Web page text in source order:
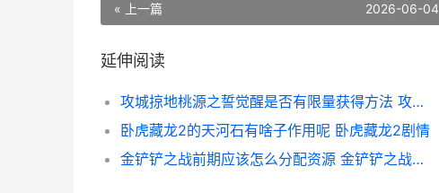
« 上一篇 2026-06-04
延伸阅读
攻城掠地桃源之誓觉醒是否有限量获得方法 攻城掠地桃源之誓用什么套装
卧虎藏龙2的天河石有啥子作用呢 卧虎藏龙2剧情
金铲铲之战前期应该怎么分配资源 金铲铲之战前期最强打工阵容